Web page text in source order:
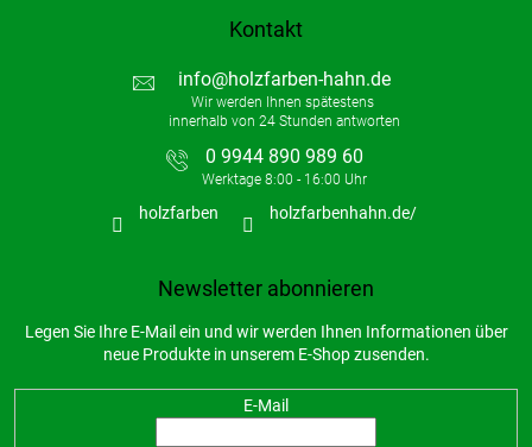
Kontakt
info@holzfarben-hahn.de
0 9944 890 989 60
holzfarben holzfarbenhahn.de/
Newsletter abonnieren
Legen Sie Ihre E-Mail ein und wir werden Ihnen Informationen über
neue Produkte in unserem E-Shop zusenden.
E-Mail